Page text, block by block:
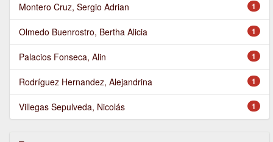
1
Montero Cruz, Sergio Adrian
1
Olmedo Buenrostro, Bertha Alicia
1
Palacios Fonseca, Alin
1
Rodríguez Hernandez, Alejandrina
1
Villegas Sepulveda, Nicolás